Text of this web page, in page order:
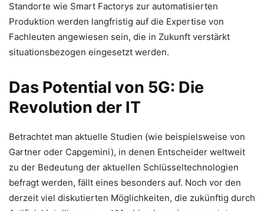
Standorte wie Smart Factorys zur automatisierten
Produktion werden langfristig auf die Expertise von
Fachleuten angewiesen sein, die in Zukunft verstärkt
situationsbezogen eingesetzt werden.
Das Potential von 5G: Die
Revolution der IT
Betrachtet man aktuelle Studien (wie beispielsweise von
Gartner oder Capgemini), in denen Entscheider weltweit
zu der Bedeutung der aktuellen Schlüsseltechnologien
befragt werden, fällt eines besonders auf. Noch vor den
derzeit viel diskutierten Möglichkeiten, die zukünftig durch